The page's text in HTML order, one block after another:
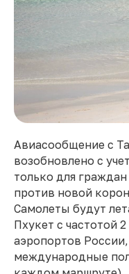
Авиасообщение с
возобновлено с
только для
против новой
Самолеты будут
Пхукет с частотой
аэропортов
международные